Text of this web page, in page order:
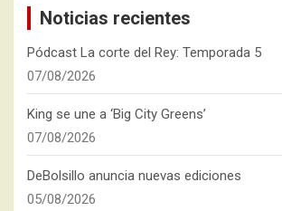
Noticias recientes
Pódcast La corte del Rey: Temporada 5
07/08/2026
King se une a ‘Big City Greens’
07/08/2026
DeBolsillo anuncia nuevas ediciones
05/08/2026